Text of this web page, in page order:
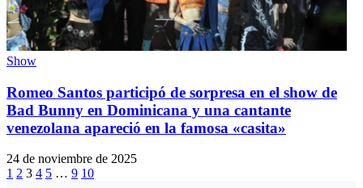
Show
Romeo Santos participó de sorpresa en el show de
Bad Bunny en Dominicana y una cantante
venezolana apareció en la famosa «casita»
24 de noviembre de 2025
1 2 3 4 5 … 9 10